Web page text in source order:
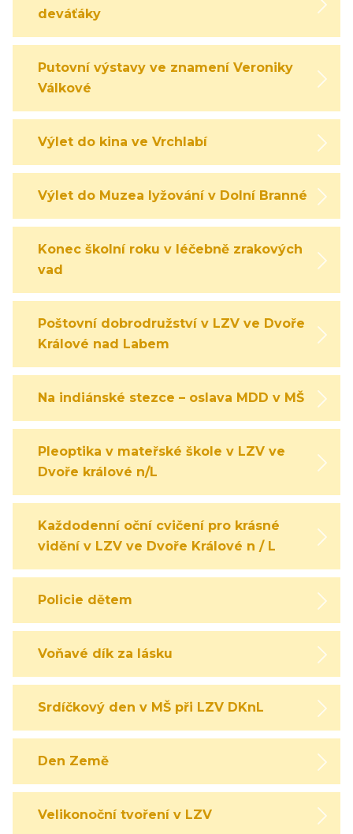
deváťáky
Putovní výstavy ve znamení Veroniky
Válkové
Výlet do kina ve Vrchlabí
Výlet do Muzea lyžování v Dolní Branné
Konec školní roku v léčebně zrakových
vad
Poštovní dobrodružství v LZV ve Dvoře
Králové nad Labem
Na indiánské stezce – oslava MDD v MŠ
Pleoptika v mateřské škole v LZV ve
Dvoře králové n/L
Každodenní oční cvičení pro krásné
vidění v LZV ve Dvoře Králové n / L
Policie dětem
Voňavé dík za lásku
Srdíčkový den v MŠ při LZV DKnL
Den Země
Velikonoční tvoření v LZV